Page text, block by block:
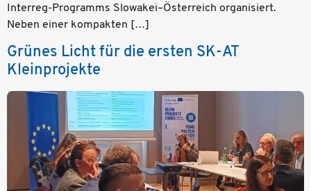
Interreg-Programms Slowakei–Österreich organisiert.
Neben einer kompakten […]
Grünes Licht für die ersten SK-AT
Kleinprojekte